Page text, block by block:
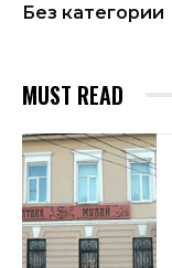
Без категории
MUST READ